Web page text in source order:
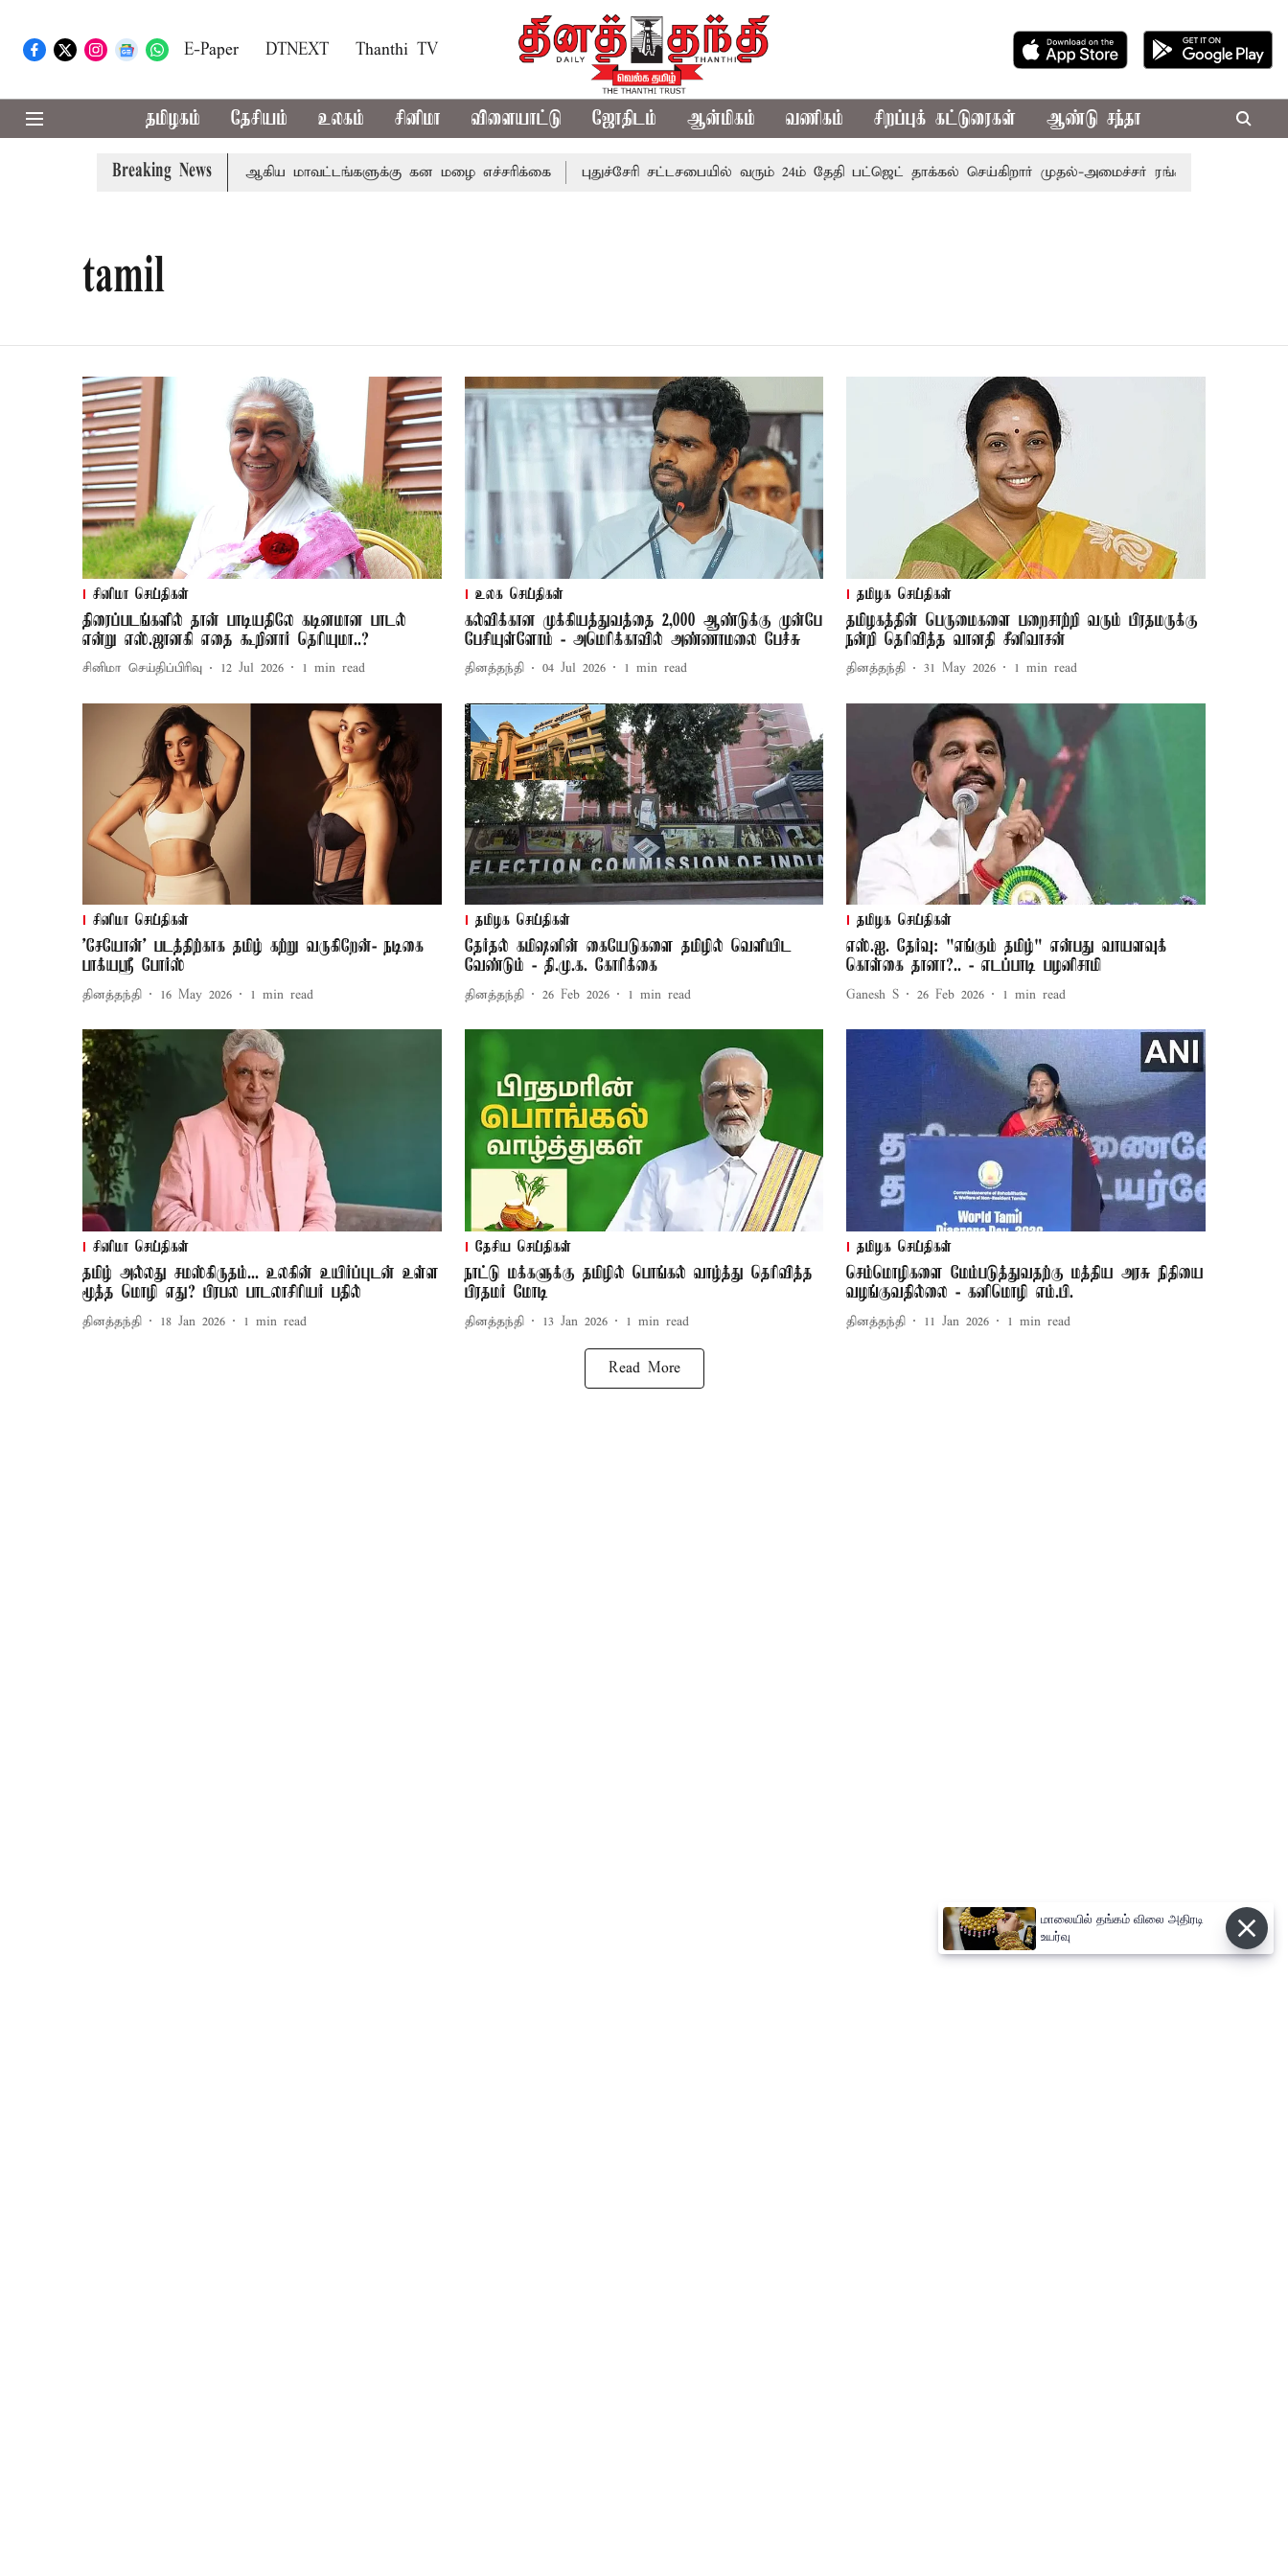
E-Paper DTNEXT Thanthi TV
தமிழகம் தேசியம் உலகம் சினிமா விளையாட்டு ஜோதிடம் ஆன்மிகம் வணிகம் சிறப்புக் கட்டுரைகள் ஆண்டு சந்தா
Breaking News
கோவை, தேனி,நீலகிரி ஆகிய மாவட்டங்களுக்கு கன மழை எச்சரிக்கை புதுச்சேரி சட்டசபையில் வரும் 24ம் தேதி பட்ஜெட் தாக்கல் செய்கிறார் முதல்-அமைச்சர் ரங்கசாமி
tamil
சினிமா செய்திகள்
திரைப்படங்களில் தான் பாடியதிலே கடினமான பாடல்
என்று எஸ்.ஜானகி எதை கூறினார் தெரியுமா..?
சினிமா செய்திப்பிரிவு 12 Jul 2026 1 min read
உலக செய்திகள்
கல்விக்கான முக்கியத்துவத்தை 2,000 ஆண்டுக்கு முன்பே
பேசியுள்ளோம் - அமெரிக்காவில் அண்ணாமலை பேச்சு
தினத்தந்தி 04 Jul 2026 1 min read
தமிழக செய்திகள்
தமிழகத்தின் பெருமைகளை பறைசாற்றி வரும் பிரதமருக்கு
நன்றி தெரிவித்த வானதி சீனிவாசன்
தினத்தந்தி 31 May 2026 1 min read
சினிமா செய்திகள்
'சேயோன்' படத்திற்காக தமிழ் கற்று வருகிறேன்- நடிகை
பாக்யஸ்ரீ போர்ஸ்
தினத்தந்தி 16 May 2026 1 min read
தமிழக செய்திகள்
தேர்தல் கமிஷனின் கையேடுகளை தமிழில் வெளியிட
வேண்டும் - தி.மு.க. கோரிக்கை
தினத்தந்தி 26 Feb 2026 1 min read
தமிழக செய்திகள்
எஸ்.ஐ. தேர்வு: "எங்கும் தமிழ்" என்பது வாயளவுக்
கொள்கை தானா?.. - எடப்பாடி பழனிசாமி
Ganesh S 26 Feb 2026 1 min read
சினிமா செய்திகள்
தமிழ் அல்லது சமஸ்கிருதம்... உலகின் உயிர்ப்புடன் உள்ள
மூத்த மொழி எது? பிரபல பாடலாசிரியர் பதில்
தினத்தந்தி 18 Jan 2026 1 min read
தேசிய செய்திகள்
நாட்டு மக்களுக்கு தமிழில் பொங்கல் வாழ்த்து தெரிவித்த
பிரதமர் மோடி
தினத்தந்தி 13 Jan 2026 1 min read
தமிழக செய்திகள்
செம்மொழிகளை மேம்படுத்துவதற்கு மத்திய அரசு நிதியை
வழங்குவதில்லை - கனிமொழி எம்.பி.
தினத்தந்தி 11 Jan 2026 1 min read
Read More
மாலையில் தங்கம் விலை அதிரடி
உயர்வு